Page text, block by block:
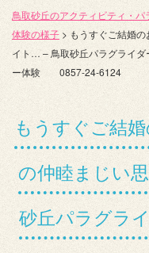
鳥取砂丘のアクティビティ・
体験の様子 > もうすぐご結婚
イト… – 鳥取砂丘パラグライ
ー体験 0857-24-6124
もうすぐご結
の仲睦まじい
砂丘パラグラ